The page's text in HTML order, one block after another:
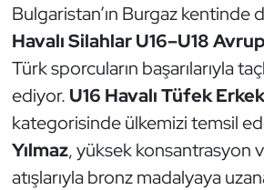
Bulgaristan’ın Burgaz kentinde
Havalı Silahlar U16–U18
Türk sporcuların başarılarıyla
ediyor. U16 Havalı Tüfek
kategorisinde ülkemizi temsil
Yılmaz, yüksek konsantrasyon
atışlarıyla bronz madalyaya
Hava Sporları
Hentbol
İşitme Engelli Sporcular
Judo ve Kuraş